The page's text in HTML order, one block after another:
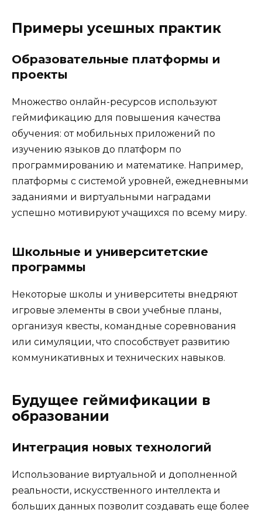
Примеры усешных практик
Образовательные платформы и
проекты
Множество онлайн-ресурсов используют
геймификацию для повышения качества
обучения: от мобильных приложений по
изучению языков до платформ по
программированию и математике. Например,
платформы с системой уровней, ежедневными
заданиями и виртуальными наградами
успешно мотивируют учащихся по всему миру.
Школьные и университетские
программы
Некоторые школы и университеты внедряют
игровые элементы в свои учебные планы,
организуя квесты, командные соревнования
или симуляции, что способствует развитию
коммуникативных и технических навыков.
Будущее геймификации в
образовании
Интеграция новых технологий
Использование виртуальной и дополненной
реальности, искусственного интеллекта и
больших данных позволит создавать еще более